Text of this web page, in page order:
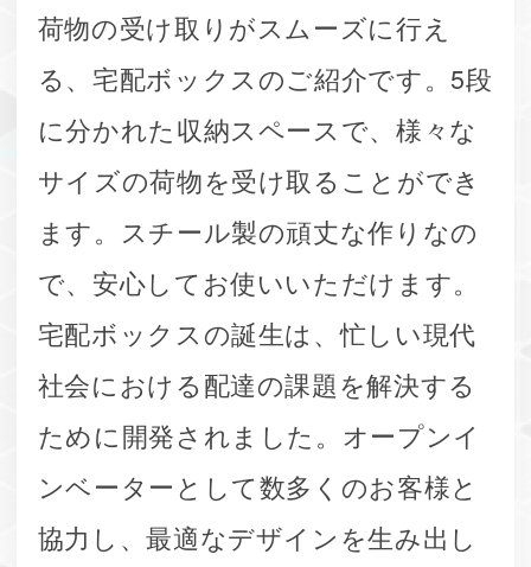
荷物の受け取りがスムーズに行え
る、宅配ボックスのご紹介です。5段
に分かれた収納スペースで、様々な
サイズの荷物を受け取ることができ
ます。スチール製の頑丈な作りなの
で、安心してお使いいただけます。
宅配ボックスの誕生は、忙しい現代
社会における配達の課題を解決する
ために開発されました。オープンイ
ンベーターとして数多くのお客様と
協力し、最適なデザインを生み出し